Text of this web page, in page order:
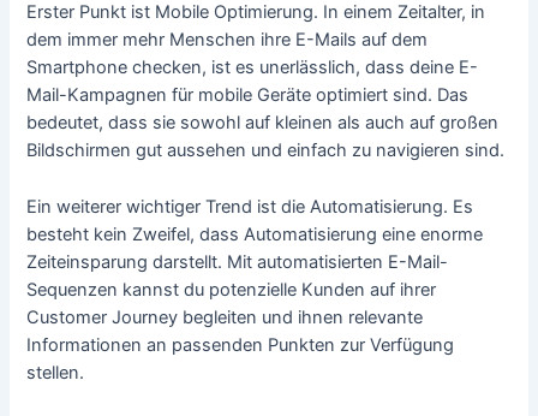
Erster Punkt ist Mobile Optimierung. In einem Zeitalter, in
dem immer mehr Menschen ihre E-Mails auf dem
Smartphone checken, ist es unerlässlich, dass deine E-
Mail-Kampagnen für mobile Geräte optimiert sind. Das
bedeutet, dass sie sowohl auf kleinen als auch auf großen
Bildschirmen gut aussehen und einfach zu navigieren sind.
Ein weiterer wichtiger Trend ist die Automatisierung. Es
besteht kein Zweifel, dass Automatisierung eine enorme
Zeiteinsparung darstellt. Mit automatisierten E-Mail-
Sequenzen kannst du potenzielle Kunden auf ihrer
Customer Journey begleiten und ihnen relevante
Informationen an passenden Punkten zur Verfügung
stellen.